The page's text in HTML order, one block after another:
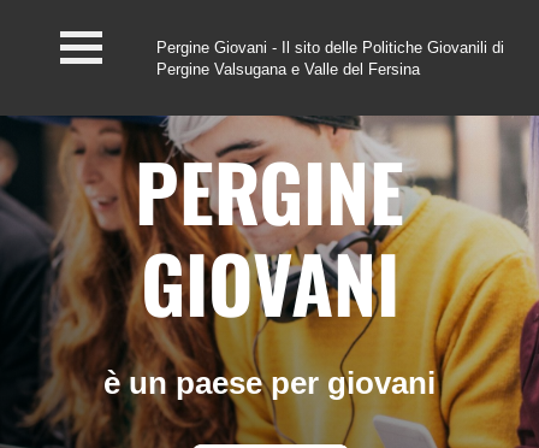
#InfoPoint
Centro #Kairos
PGZ Pergine e Valle
del Fersina
Eventi e News
Contatti
Pergine Giovani - Il sito delle Politiche Giovanili di
Pergine Valsugana e Valle del Fersina
PERGINE
GIOVANI
è un paese per giovani